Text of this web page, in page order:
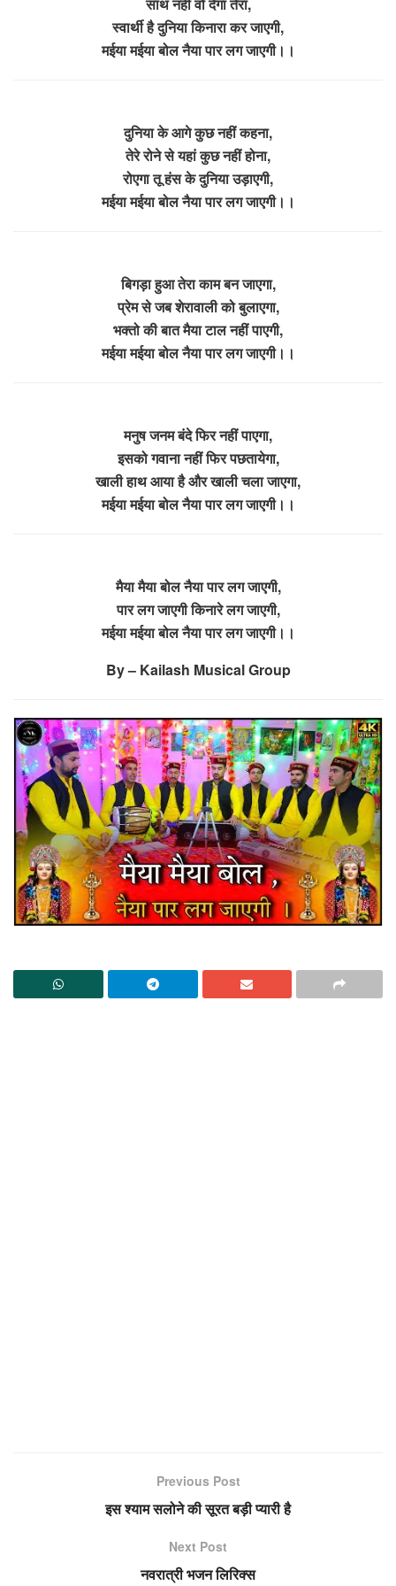
स्वार्थी है दुनिया किनारा कर जाएगी,
मईया मईया बोल नैया पार लग जाएगी।।
दुनिया के आगे कुछ नहीं कहना,
तेरे रोने से यहां कुछ नहीं होना,
रोएगा तू हंस के दुनिया उड़ाएगी,
मईया मईया बोल नैया पार लग जाएगी।।
बिगड़ा हुआ तेरा काम बन जाएगा,
प्रेम से जब शेरावाली को बुलाएगा,
भक्तो की बात मैया टाल नहीं पाएगी,
मईया मईया बोल नैया पार लग जाएगी।।
मनुष जनम बंदे फिर नहीं पाएगा,
इसको गवाना नहीं फिर पछतायेगा,
खाली हाथ आया है और खाली चला जाएगा,
मईया मईया बोल नैया पार लग जाएगी।।
मैया मैया बोल नैया पार लग जाएगी,
पार लग जाएगी किनारे लग जाएगी,
मईया मईया बोल नैया पार लग जाएगी।।
By – Kailash Musical Group
Previous Post
इस श्याम सलोने की सूरत बड़ी प्यारी है
Next Post
नवरात्री भजन लिरिक्स